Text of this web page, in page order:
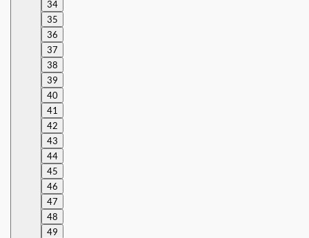
34
35
36
37
38
39
40
41
42
43
44
45
46
47
48
49